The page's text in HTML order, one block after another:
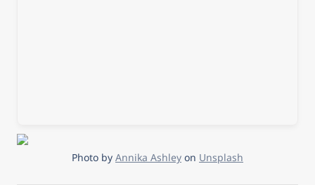
Photo by Annika Ashley on Unsplash